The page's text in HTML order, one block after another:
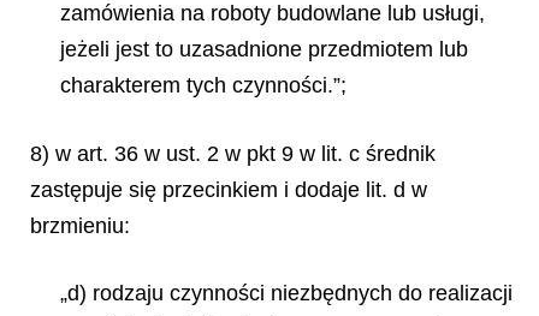
zamówienia na roboty budowlane lub usługi,
jeżeli jest to uzasadnione przedmiotem lub
charakterem tych czynności.”;
8) w art. 36 w ust. 2 w pkt 9 w lit. c średnik
zastępuje się przecinkiem i dodaje lit. d w
brzmieniu:
„d) rodzaju czynności niezbędnych do realizacji